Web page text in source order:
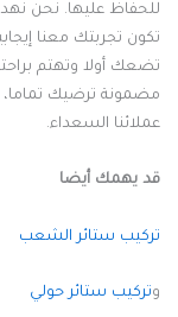
عليها. نحن نهدف
تجربتك معنا إيجابية
أولا وتهتم براحتك
ترضيك تماما،
السعداء.
يهمك أيضا
ستائر الشعب
تركيب ستائر حولي